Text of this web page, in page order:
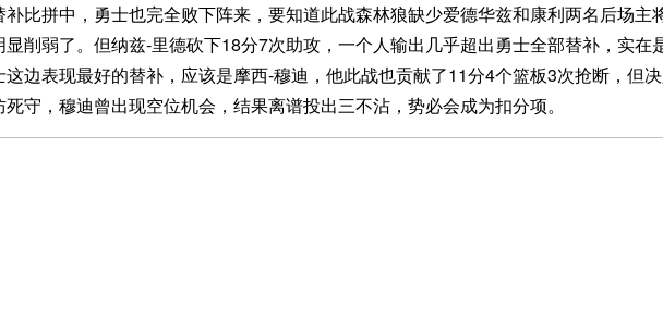
补比拼中，勇士也完全败下阵来，要知道此战森林狼缺少爱德华兹和康利两名后场主
显削弱了。但纳兹-里德砍下18分7次助攻，一个人输出几乎超出勇士全部替补，实在
这边表现最好的替补，应该是摩西-穆迪，他此战也贡献了11分4个篮板3次抢断，但
守，穆迪曾出现空位机会，结果离谱投出三不沾，势必会成为扣分项。